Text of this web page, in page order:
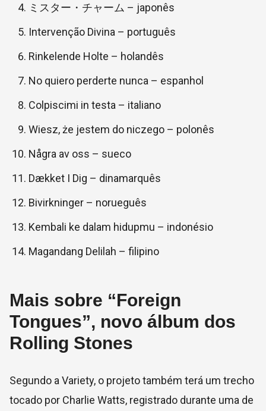
ミスター・チャーム – japonês
Intervenção Divina – português
Rinkelende Holte – holandês
No quiero perderte nunca – espanhol
Colpiscimi in testa – italiano
Wiesz, że jestem do niczego – polonês
Några av oss – sueco
Dækket I Dig – dinamarquês
Bivirkninger – norueguês
Kembali ke dalam hidupmu – indonésio
Magandang Delilah – filipino
Mais sobre “Foreign
Tongues”, novo álbum dos
Rolling Stones
Segundo a Variety, o projeto também terá um trecho
tocado por Charlie Watts, registrado durante uma de